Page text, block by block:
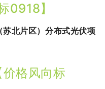
0918】
北片区）分布式光伏项
价格风向标